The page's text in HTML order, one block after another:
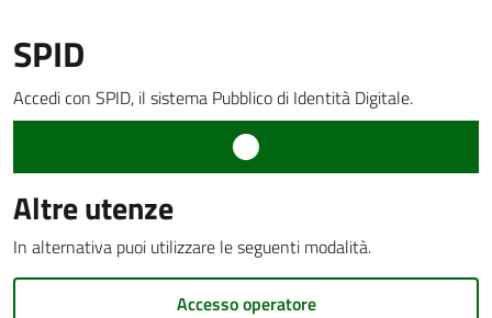
Novità
Documenti
e
dati
SPID
Accedi con SPID, il sistema Pubblico di Identità Digitale.
Altre utenze
In alternativa puoi utilizzare le seguenti modalità.
Accesso operatore